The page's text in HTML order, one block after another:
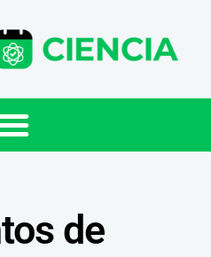
de